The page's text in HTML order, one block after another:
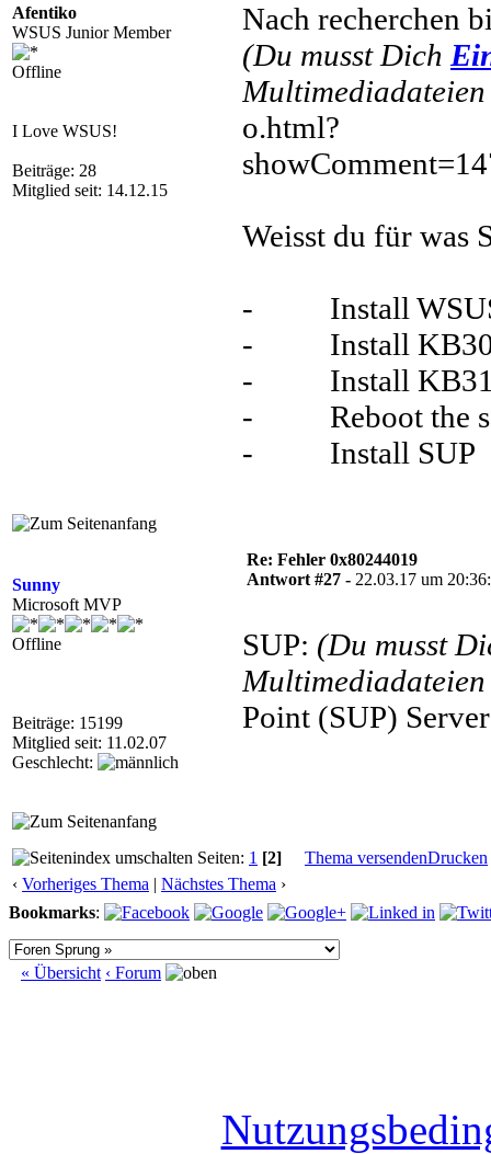
Afentiko
WSUS Junior Member
Offline
I Love WSUS!
Beiträge: 28
Mitglied seit: 14.12.15
Nach recherchen
(Du musst Dich
o.html?
Weisst du für was
- Install
- Install
- Install
- Reboot the
- Install SUP
Sunny
Microsoft MVP
Offline
Beiträge: 15199
Mitglied seit: 11.02.07
Geschlecht:
Re: Fehler 0x80244019
Antwort #27 - 22.03.17 um
SUP: (Du musst
Point (SUP)
Seiten: 1 [2] Thema versendenDrucken
‹ Vorheriges Thema | Nächstes Thema ›
Bookmarks:
« Übersicht ‹ Forum